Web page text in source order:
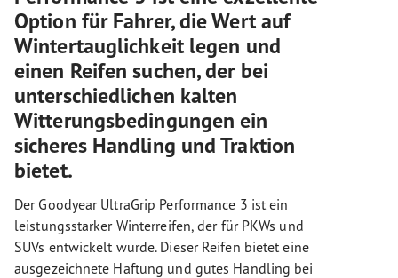
Option für Fahrer, die Wert auf
Wintertauglichkeit legen und
einen Reifen suchen, der bei
unterschiedlichen kalten
Witterungsbedingungen ein
sicheres Handling und Traktion
bietet.
Der Goodyear UltraGrip Performance 3 ist ein
leistungsstarker Winterreifen, der für PKWs und
SUVs entwickelt wurde. Dieser Reifen bietet eine
ausgezeichnete Haftung und gutes Handling bei